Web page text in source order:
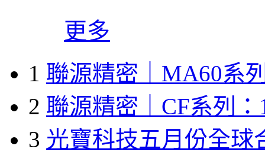
更多
1 聯源精密｜MA60系
2 聯源精密｜CF系列：
3 光寶科技五月份全球